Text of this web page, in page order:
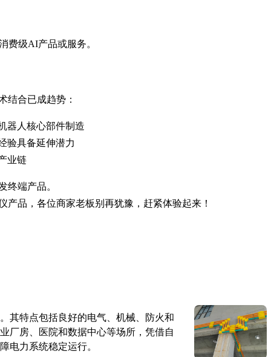
费级AI产品或服务。
结合已成趋势：
器人核心部件制造
验具备延伸潜力
业链
终端产品。
品，各位商家老板别再犹豫，赶紧体验起来！
其特点包括良好的电气、机械、防火和
厂房、医院和数据中心等场所，凭借自
电力系统稳定运行。